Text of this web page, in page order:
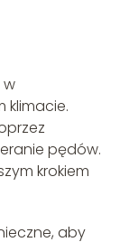
w
klimacie.
pędów.
krokiem
aby